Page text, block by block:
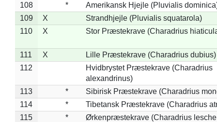
108
*
Amerikansk Hjejle (Pluvialis
109
X
Strandhjejle (Pluvialis squatarola)
110
X Stor Præstekrave (Charadrius
111 X
Lille Præstekrave (Charadrius dubius)
112
Hvidbrystet Præstekrave (Charadrius
alexandrinus)
113
*
Sibirisk Præstekrave (Charadrius
114
*
Tibetansk Præstekrave (Charadrius
115
*
Ørkenpræstekrave (Charadrius